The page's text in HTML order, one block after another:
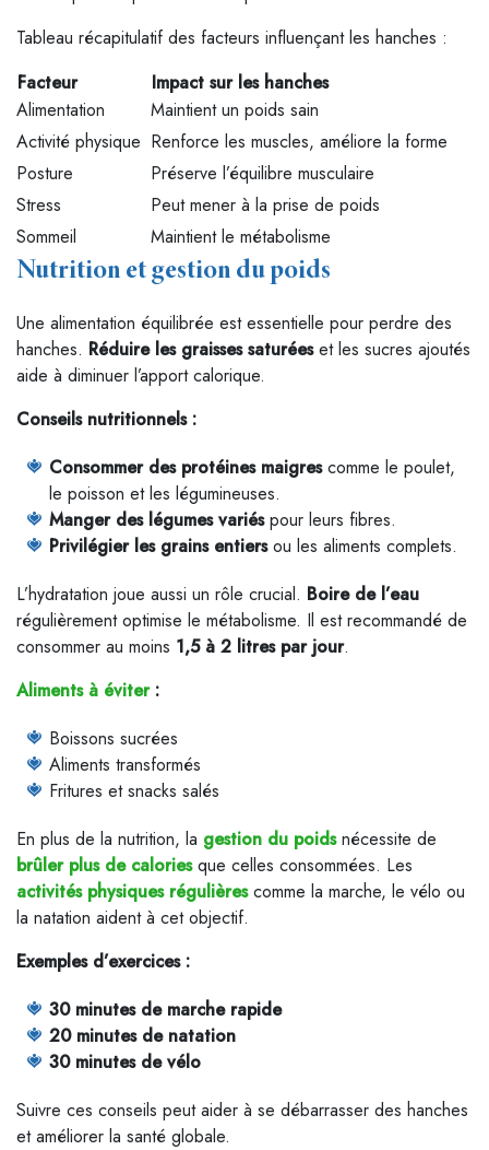
Tableau récapitulatif des facteurs influençant les hanches :
Facteur
Impact sur les hanches
Alimentation
Maintient un poids sain
Activité physique Renforce les muscles, améliore la forme
Posture
Préserve l’équilibre musculaire
Stress
Peut mener à la prise de poids
Sommeil
Maintient le métabolisme
Nutrition et gestion du poids
Une alimentation équilibrée est essentielle pour perdre des
hanches. Réduire les graisses saturéeset les sucres ajoutés
aide à diminuer l’apport calorique.
Conseils nutritionnels :
Consommer des protéines maigrescomme le poulet,
le poisson et les légumineuses.
Manger des légumes variéspour leurs fibres.
Privilégier les grains entiersou les aliments complets.
L’hydratation joue aussi un rôle crucial. Boire de l’eau
régulièrement optimise le métabolisme. Il est recommandé de
consommer au moins 1,5 à 2 litres par jour.
Aliments à éviter:
Boissons sucrées
Aliments transformés
Fritures et snacks salés
En plus de la nutrition, la gestion du poidsnécessite de
brûler plus de caloriesque celles consommées. Les
activités physiques régulièrescomme la marche, le vélo ou
la natation aident à cet objectif.
Exemples d’exercices :
30 minutes de marche rapide
20 minutes de natation
30 minutes de vélo
Suivre ces conseils peut aider à se débarrasser des hanches
et améliorer la santé globale.